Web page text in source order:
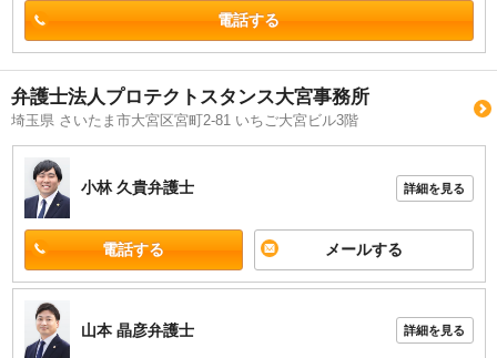
電話する
弁護士法人プロテクトスタンス大宮事務所
埼玉県 さいたま市大宮区宮町2-81 いちご大宮ビル3階
小林 久貴弁護士 詳細を見る
電話する メールする
山本 晶彦弁護士 詳細を見る